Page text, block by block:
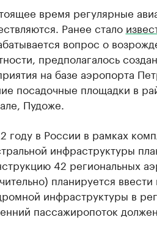
время регулярные
Ранее стало
вопрос о
предполагалось
на базе аэропорта
посадочные площадки в
Пудоже.
году в России в рамках
инфраструктуры
42 региональных
планируется
инфраструктуры в
пассажиропоток